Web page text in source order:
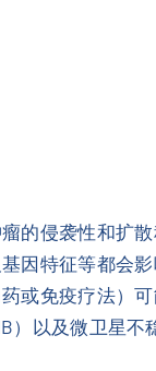
的侵袭性和扩散
因特征等都会影
或免疫疗法）
）以及微卫星